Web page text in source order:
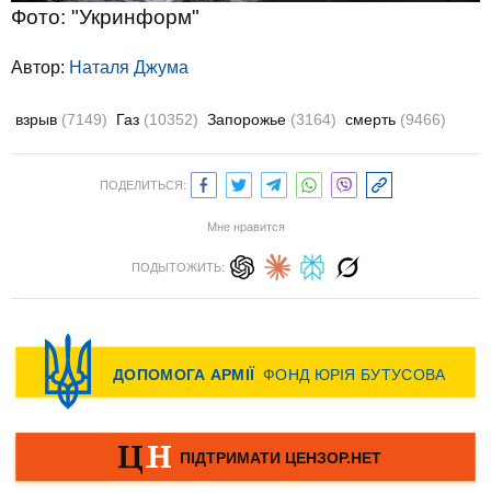
Фото: "Укринформ"
Автор: Наталя Джума
взрыв (7149) Газ (10352) Запорожье (3164) смерть (9466)
ПОДЕЛИТЬСЯ:
Мне нравится
ПОДЫТОЖИТЬ: